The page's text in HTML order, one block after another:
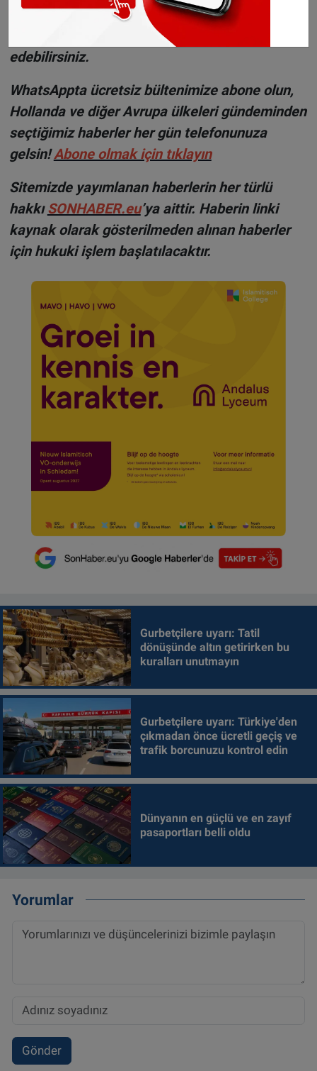
gram hesabımızdan
edebilirsiniz.
WhatsAppta ücretsiz bültenimize abone olun,
Hollanda ve diğer Avrupa ülkeleri gündeminden
seçtiğimiz haberler her gün telefonunuza
gelsin!Abone olmak için tıklayın
Sitemizde yayımlanan haberlerin her türlü
hakkıSONHABER.eu’ya aittir. Haberin linki
kaynak olarak gösterilmeden alınan haberler
için hukuki işlem başlatılacaktır.
Gurbetçilere uyarı: Tatil
dönüşünde altın getirirken bu
kuralları unutmayın
Gurbetçilere uyarı: Türkiye'den
çıkmadan önce ücretli geçiş ve
trafik borcunuzu kontrol edin
Dünyanın en güçlü ve en zayıf
pasaportları belli oldu
Yorumlar
Gönder